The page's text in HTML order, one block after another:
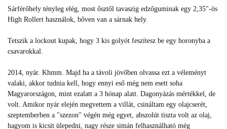
Sárférőhely tényleg elég, most ősztől tavaszig edzőguminak egy 2,35"-ös
High Rollert használok, bőven van a sárnak hely.
Tetszik a lockout kupak, hogy 3 kis golyót feszítesz be egy horonyba a
csavarokkal.
2014, nyár. Khmm. Majd ha a távoli jövőben olvassa ezt a véleményt
valaki, akkor tudnia kell, hogy ennyi eső még nem esett soha
Magyarországon, mint ezalatt a 3 hónap alatt. Dagonyázás mértékkel, de
volt. Amikor nyár elején megvettem a villát, csináltam egy olajcserét,
szeptemberben a "szezon" végén még egyet, abszolút tiszta volt az olaj,
hagyom is kicsit ülepedni, nagy része simán felhasználható még